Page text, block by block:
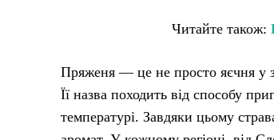
Читайте також:
Пряженя — це не просто яєчня у
Її назва походить від способу
температурі. Завдяки цьому